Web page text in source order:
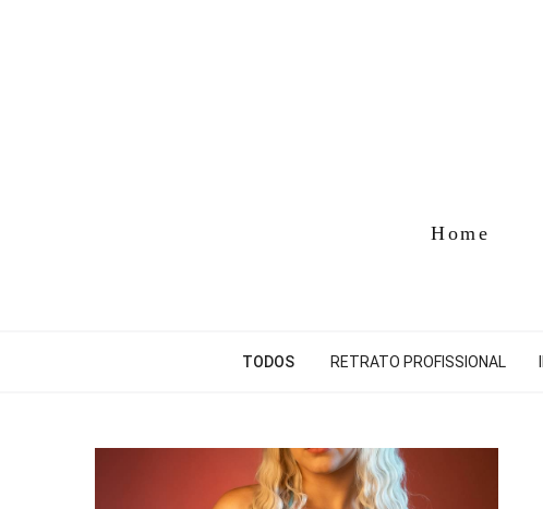
Home
TODOS RETRATO PROFISSIONAL